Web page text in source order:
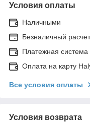
Условия оплаты
Наличными
Безналичный
Платежная система
Оплата на карту
Все условия оплаты
Условия возврата